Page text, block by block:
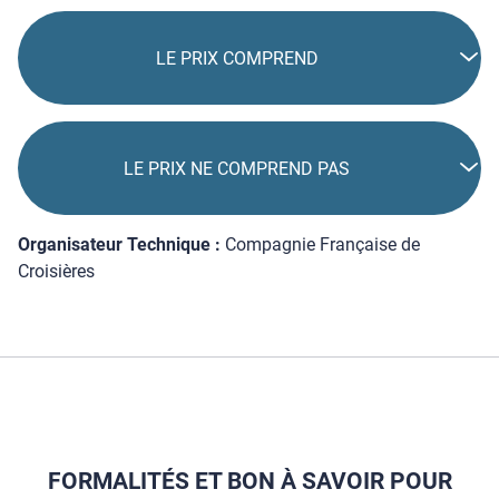
LE PRIX COMPREND
LE PRIX NE COMPREND PAS
Organisateur Technique : Compagnie Française de
Croisières
FORMALITÉS ET BON À SAVOIR POUR